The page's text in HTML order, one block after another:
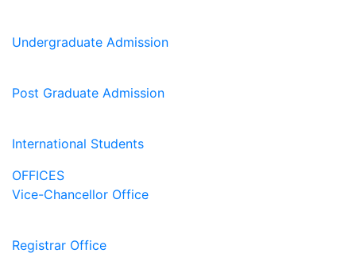
Undergraduate Admission
Post Graduate Admission
International Students
OFFICES
Vice-Chancellor Office
Registrar Office